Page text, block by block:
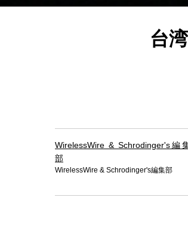
台
WirelessWire & Schrodinger's編
部
WirelessWire & Schrodinger's編集部